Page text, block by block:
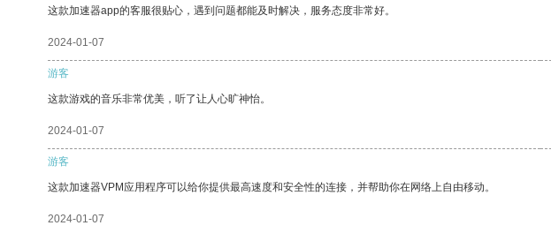
这款加速器app的客服很贴心，遇到问题都能及时解决，服务态度非常好。
2024-01-07
游客
这款游戏的音乐非常优美，听了让人心旷神怡。
2024-01-07
游客
这款加速器VPM应用程序可以给你提供最高速度和安全性的连接，并帮助你在网络上自由移动。
2024-01-07